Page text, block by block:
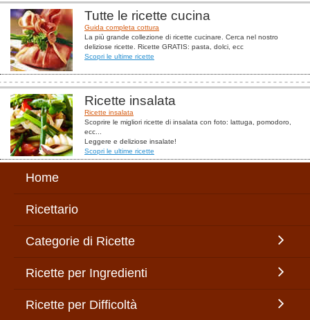
Tutte le ricette cucina
Guida completa cottura
La più grande collezione di ricette cucinare. Cerca nel nostro
deliziose ricette. Ricette GRATIS: pasta, dolci, ecc
Scopri le ultime ricette
Ricette insalata
Ricette insalata
Scoprire le migliori ricette di insalata con foto: lattuga, pomodoro,
ecc...
Leggere e deliziose insalate!
Scopri le ultime ricette
Home
Ricettario
Categorie di Ricette
Ricette per Ingredienti
Ricette per Difficoltà